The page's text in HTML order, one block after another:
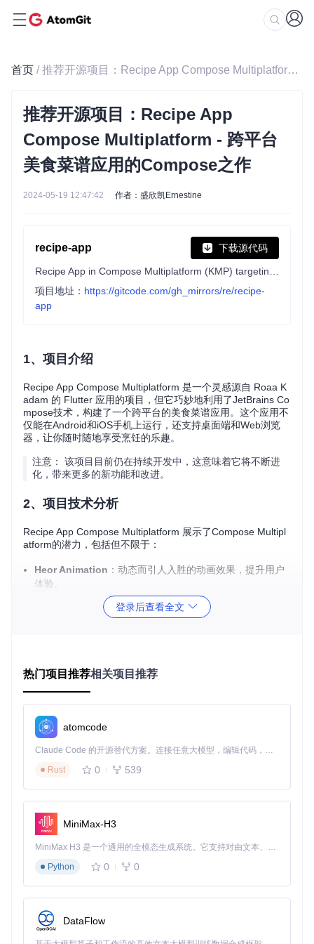
首页 / 推荐开源项目：Recipe App Compose Multiplatform - 跨平台美食菜谱应用的Compose之作
推荐开源项目：Recipe App
Compose Multiplatform - 跨平台
美食菜谱应用的Compose之作
2024-05-19 12:47:42 作者：盛欣凯Ernestine
recipe-app 下载源代码
项目地址： https://gitcode.com/gh_mirrors/re/recipe-
app
1、项目介绍
Recipe App Compose Multiplatform 是一个灵感源自 Roaa K
adam 的 Flutter 应用的项目，但它巧妙地利用了JetBrains Co
mpose技术，构建了一个跨平台的美食菜谱应用。这个应用不
仅能在Android和iOS手机上运行，还支持桌面端和Web浏览
器，让你随时随地享受烹饪的乐趣。
注意： 该项目目前仍在持续开发中，这意味着它将不断进
化，带来更多的新功能和改进。
2、项目技术分析
Recipe App Compose Multiplatform 展示了Compose Multipl
atform的潜力，包括但不限于：
Heor Animation ：动态而引人入胜的动画效果，提升用户
体验。
Collapsable Toolbar：可折叠的工具栏设计，让内容浏览
丰富的交互方式。
这些技术的运用展示了Compose在多平台应用程序中的强大
适应性和创新性。
3、项目及技术应用场景
或者是对新技术感兴趣的研发人员，Recipe App Compose M
ultiplatform 都是理想的选择。你可以通过它发现新的食谱，享
受跨平台一致性带来的便利，并且研究如何在自己的项目中应
用Compose的相关技术。
此外，对于开发者来说，这是一个极好的学习资源，你可以从
中了解如何构建一套完整的、与平台无关的UI系统。
跨平台兼容
用户群体。
登录后查看全文
热门项目推荐相关项目推荐
atomcode
Claude Code 的开源替代方案。连接任意大模型，编辑代码，运行命令，自动验证 — 全自动执行。用 Rust 构建，极致性能。 ｜ An open-source alternative to Claude Code. Connect any LLM, edit code, run commands, and verify changes — autonomously. Built in Rust for speed. Get Started
Rust
0 539
MiniMax-H3
MiniMax H3 是一个通用的全模态生成系统。它支持对由文本、图像、视频和音频组成的多模态上下文进行统一理解，并能生成分辨率高达 2K、时长可达 15 秒的带原生立体声音频的视频。得益于面向任务泛化的系统设计，H3 在预训练阶段就已具备广泛的多模态上下文理解与生成能力，能够出色地执行复杂的多模态指令。
Python
0 0
DataFlow